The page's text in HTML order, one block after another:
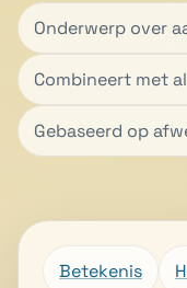
Onderwerp over
Combineert met
Gebaseerd op
Betekenis